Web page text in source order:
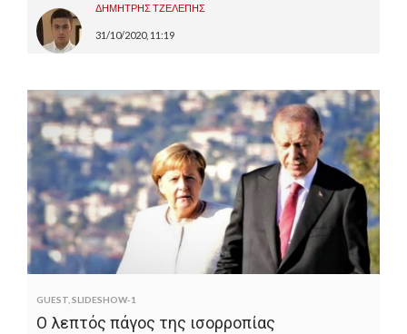
ΔΗΜΗΤΡΗΣ ΤΖΕΛΕΠΗΣ
31/10/2020, 11:19
GUEST SLIDESHOW-1
Ο λεπτός πάγος της ισορροπίας